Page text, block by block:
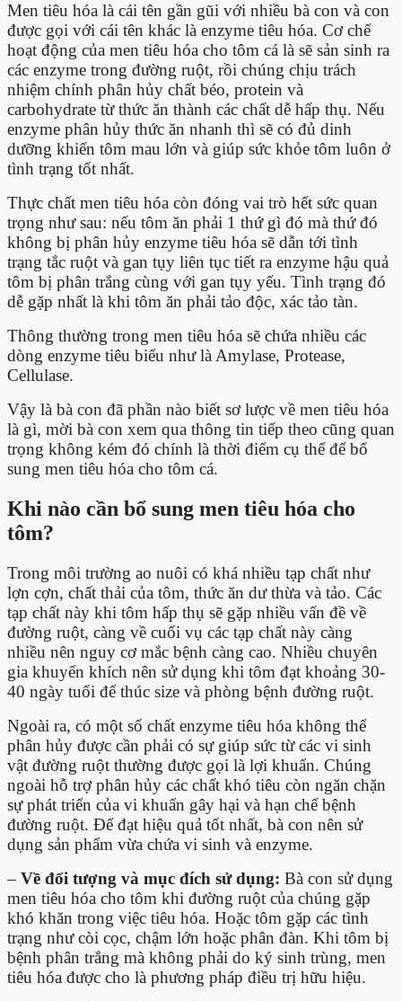
Men tiêu hóa là cái tên gần gũi với nhiều bà con và con
được gọi với cái tên khác là enzyme tiêu hóa. Cơ chế
hoạt động của men tiêu hóa cho tôm cá là sẽ sản sinh ra
các enzyme trong đường ruột, rồi chúng chịu trách
nhiệm chính phân hủy chất béo, protein và
carbohydrate từ thức ăn thành các chất dễ hấp thụ. Nếu
enzyme phân hủy thức ăn nhanh thì sẽ có đủ dinh
dưỡng khiến tôm mau lớn và giúp sức khỏe tôm luôn ở
tình trạng tốt nhất.
Thực chất men tiêu hóa còn đóng vai trò hết sức quan
trọng như sau: nếu tôm ăn phải 1 thứ gì đó mà thứ đó
không bị phân hủy enzyme tiêu hóa sẽ dẫn tới tình
trạng tắc ruột và gan tụy liên tục tiết ra enzyme hậu quả
tôm bị phân trắng cùng với gan tụy yếu. Tình trạng đó
dễ gặp nhất là khi tôm ăn phải tảo độc, xác tảo tàn.
Thông thường trong men tiêu hóa sẽ chứa nhiều các
dòng enzyme tiêu biểu như là Amylase, Protease,
Cellulase.
Vậy là bà con đã phần nào biết sơ lược về men tiêu hóa
là gì, mời bà con xem qua thông tin tiếp theo cũng quan
trọng không kém đó chính là thời điểm cụ thể để bổ
sung men tiêu hóa cho tôm cá.
Khi nào cần bổ sung men tiêu hóa cho
tôm?
Trong môi trường ao nuôi có khá nhiều tạp chất như
lợn cợn, chất thải của tôm, thức ăn dư thừa và tảo. Các
tạp chất này khi tôm hấp thụ sẽ gặp nhiều vấn đề về
đường ruột, càng về cuối vụ các tạp chất này càng
nhiều nên nguy cơ mắc bệnh càng cao. Nhiều chuyên
gia khuyến khích nên sử dụng khi tôm đạt khoảng 30-
40 ngày tuổi để thúc size và phòng bệnh đường ruột.
Ngoài ra, có một số chất enzyme tiêu hóa không thể
phân hủy được cần phải có sự giúp sức từ các vi sinh
vật đường ruột thường được gọi là lợi khuẩn. Chúng
ngoài hỗ trợ phân hủy các chất khó tiêu còn ngăn chặn
sự phát triển của vi khuẩn gây hại và hạn chế bệnh
đường ruột. Để đạt hiệu quả tốt nhất, bà con nên sử
dụng sản phẩm vừa chứa vi sinh và enzyme.
– Về đối tượng và mục đích sử dụng: Bà con sử dụng
men tiêu hóa cho tôm khi đường ruột của chúng gặp
khó khăn trong việc tiêu hóa. Hoặc tôm gặp các tình
trạng như còi cọc, chậm lớn hoặc phân đàn. Khi tôm bị
bệnh phân trắng mà không phải do ký sinh trùng, men
tiêu hóa được cho là phương pháp điều trị hữu hiệu.